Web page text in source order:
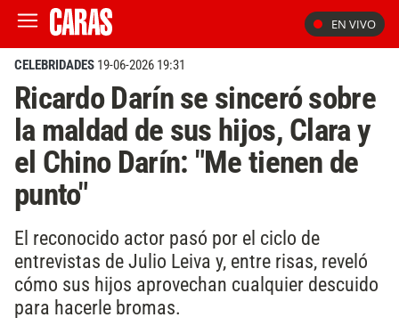
EN VIVO
CELEBRIDADES 19-06-2026 19:31
Ricardo Darín se sinceró sobre
la maldad de sus hijos, Clara y
el Chino Darín: "Me tienen de
punto"
El reconocido actor pasó por el ciclo de
entrevistas de Julio Leiva y, entre risas, reveló
cómo sus hijos aprovechan cualquier descuido
para hacerle bromas.